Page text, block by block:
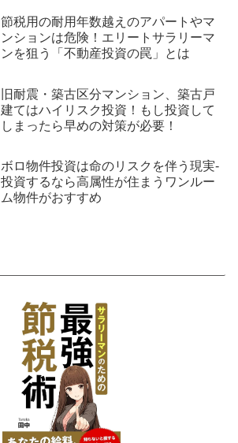
節税用の耐用年数越えのアパートやマ
ンションは危険！エリートサラリーマ
ンを狙う「不動産投資の罠」とは
旧耐震・築古区分マンション、築古戸
建てはハイリスク投資！もし投資して
しまったら早めの対策が必要！
ボロ物件投資は命のリスクを伴う現実-
投資するなら高属性が住まうワンルー
ム物件がおすすめ